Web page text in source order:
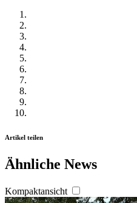
Artikel teilen
Ähnliche News
Kompaktansicht